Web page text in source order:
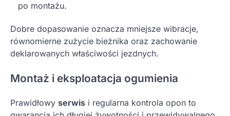
po montażu.
Dobre dopasowanie oznacza mniejsze wibracje,
równomierne zużycie bieżnika oraz zachowanie
deklarowanych właściwości jezdnych.
Montaż i eksploatacja ogumienia
Prawidłowy serwis i regularna kontrola opon to